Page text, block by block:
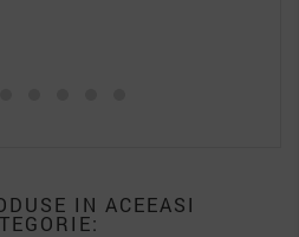
IN ACEEASI